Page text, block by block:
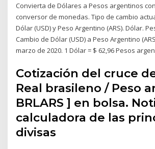
Convierta de Dólares a Pesos argentinos
conversor de monedas. Tipo de cambio
Dólar (USD) y Peso Argentino (ARS). Dólar.
Cambio de Dólar (USD) a Peso Argentino
marzo de 2020. 1 Dólar = $ 62,96 Pesos
Cotización del cruce
Real brasileno / Peso
BRLARS ] en bolsa.
calculadora de las
divisas